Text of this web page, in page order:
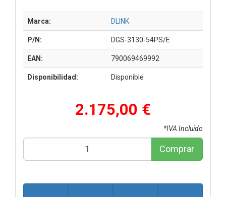
Marca: DLINK
P/N: DGS-3130-54PS/E
EAN: 790069469992
Disponibilidad: Disponible
2.175,00 €
*IVA Incluido
Comprar